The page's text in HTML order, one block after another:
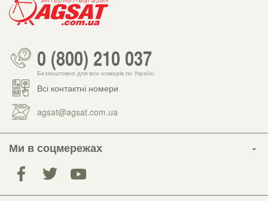
0 (800) 210 037
Безкоштовно для всіх номерів по Україні
Всі контактні номери
agsat@agsat.com.ua
Ми в соцмережах